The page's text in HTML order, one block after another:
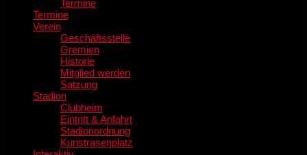
Termine
Termine
Verein
Geschäftsstelle
Gremien
Historie
Mitglied werden
Satzung
Stadion
Clubheim
Eintritt & Anfahrt
Stadionordnung
Kunstrasenplatz